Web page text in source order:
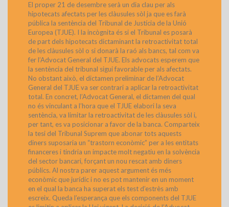
El proper 21 de desembre serà un dia clau per als
hipotecats afectats per les clàusules sòl ja que es farà
pública la sentència del Tribunal de Justícia de la Unió
Europea (TJUE). I la incògnita és si el Tribunal es posarà
de part dels hipotecats dictaminant la retroactivitat total
de les clàusules sòl o si donarà la raó als bancs, tal com va
fer l’Advocat General del TJUE. Els advocats esperem que
la sentència del tribunal sigui favorable per als afectats.
No obstant això, el dictamen preliminar de l’Advocat
General del TJUE va ser contrari a aplicar la retroactivitat
total. En concret, l’Advocat General, el dictamen del qual
no és vinculant a l’hora que el TJUE elabori la seva
sentència, va limitar la retroactivitat de les clàusules sòl i,
per tant, es va posicionar a favor de la banca. Comparteix
la tesi del Tribunal Suprem que abonar tots aquests
diners suposaria un “trastorn econòmic” per a les entitats
financeres i tindria un impacte molt negatiu en la solvència
del sector bancari, forçant un nou rescat amb diners
públics. Al nostra parer aquest argument és més
econòmic que jurídic i no es pot mantenir en un moment
en el qual la banca ha superat els test d’estrès amb
escreix. Queda l’esperança que els components del TJUE